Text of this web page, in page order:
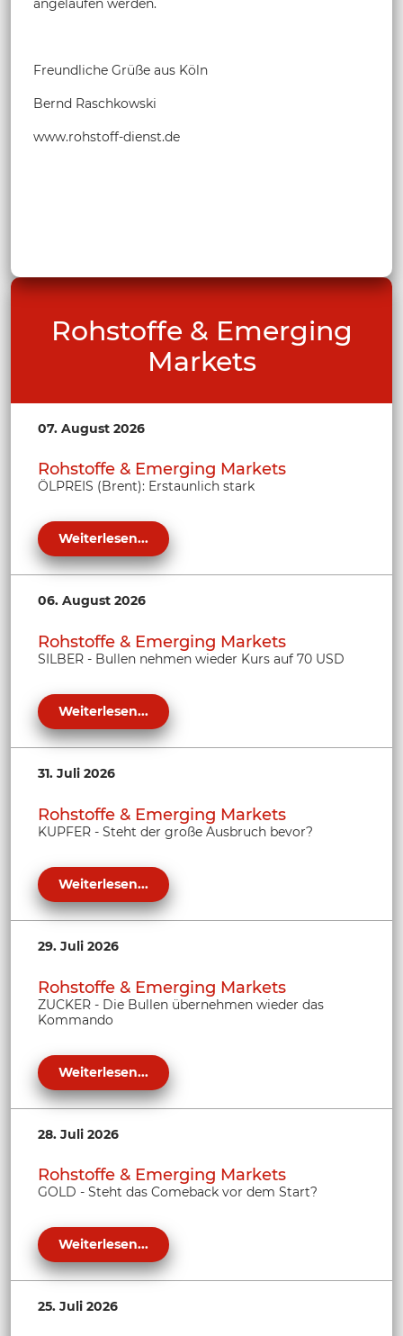
angelaufen werden.
Freundliche Grüße aus Köln
Bernd Raschkowski
www.rohstoff-dienst.de
Rohstoffe & Emerging
Markets
07. August 2026
Rohstoffe & Emerging Markets
ÖLPREIS (Brent): Erstaunlich stark
Weiterlesen...
06. August 2026
Rohstoffe & Emerging Markets
SILBER - Bullen nehmen wieder Kurs auf 70 USD
Weiterlesen...
31. Juli 2026
Rohstoffe & Emerging Markets
KUPFER - Steht der große Ausbruch bevor?
Weiterlesen...
29. Juli 2026
Rohstoffe & Emerging Markets
ZUCKER - Die Bullen übernehmen wieder das
Kommando
Weiterlesen...
28. Juli 2026
Rohstoffe & Emerging Markets
GOLD - Steht das Comeback vor dem Start?
Weiterlesen...
25. Juli 2026